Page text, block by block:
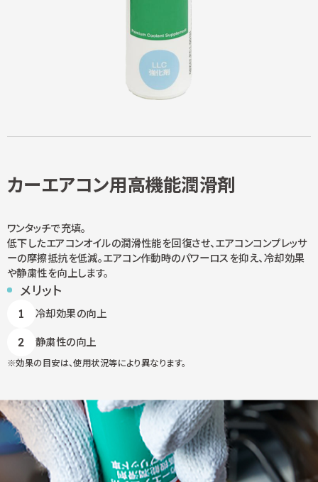
カーエアコン用高機能潤滑剤
ワンタッチで充填。
低下したエアコンオイルの潤滑性能を回復させ、エアコンコンプレッサ
ーの摩擦抵抗を低減。エアコン作動時のパワーロスを抑え、冷却効果
や静粛性を向上します。
メリット
冷却効果の向上
静粛性の向上
効果の目安は、使用状況等により異なります。